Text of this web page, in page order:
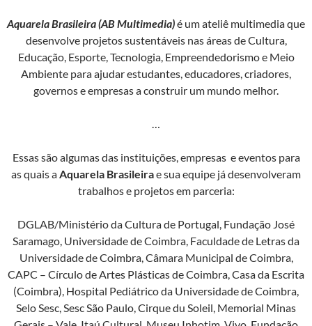
Aquarela Brasileira (AB Multimedia)é um ateliê multimedia que
desenvolve projetos sustentáveis nas áreas de Cultura,
Educação, Esporte, Tecnologia, Empreendedorismo e Meio
Ambiente para ajudar estudantes, educadores, criadores,
governos e empresas a construir um mundo melhor.
…
Essas são algumas das instituições, empresas e eventos para
as quais aAquarela Brasileirae sua equipe já desenvolveram
trabalhos e projetos em parceria:
DGLAB/Ministério da Cultura de Portugal, Fundação José
Saramago, Universidade de Coimbra, Faculdade de Letras da
Universidade de Coimbra, Câmara Municipal de Coimbra,
CAPC – Círculo de Artes Plásticas de Coimbra, Casa da Escrita
(Coimbra), Hospital Pediátrico da Universidade de Coimbra,
Selo Sesc, Sesc São Paulo, Cirque du Soleil, Memorial Minas